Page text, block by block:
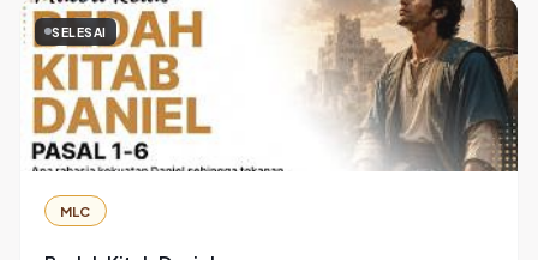
SELESAI